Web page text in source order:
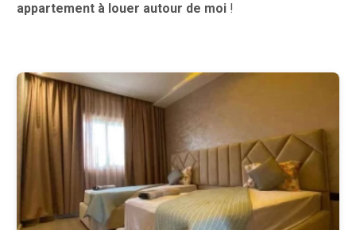
appartement à louer autour de moi !